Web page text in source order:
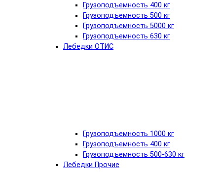
Грузоподъемность 400 кг
Грузоподъемность 500 кг
Грузоподъемность 5000 кг
Грузоподъемность 630 кг
Лебедки ОТИС
Грузоподъемность 1000 кг
Грузоподъемность 400 кг
Грузоподъемность 500-630 кг
Лебедки Прочие